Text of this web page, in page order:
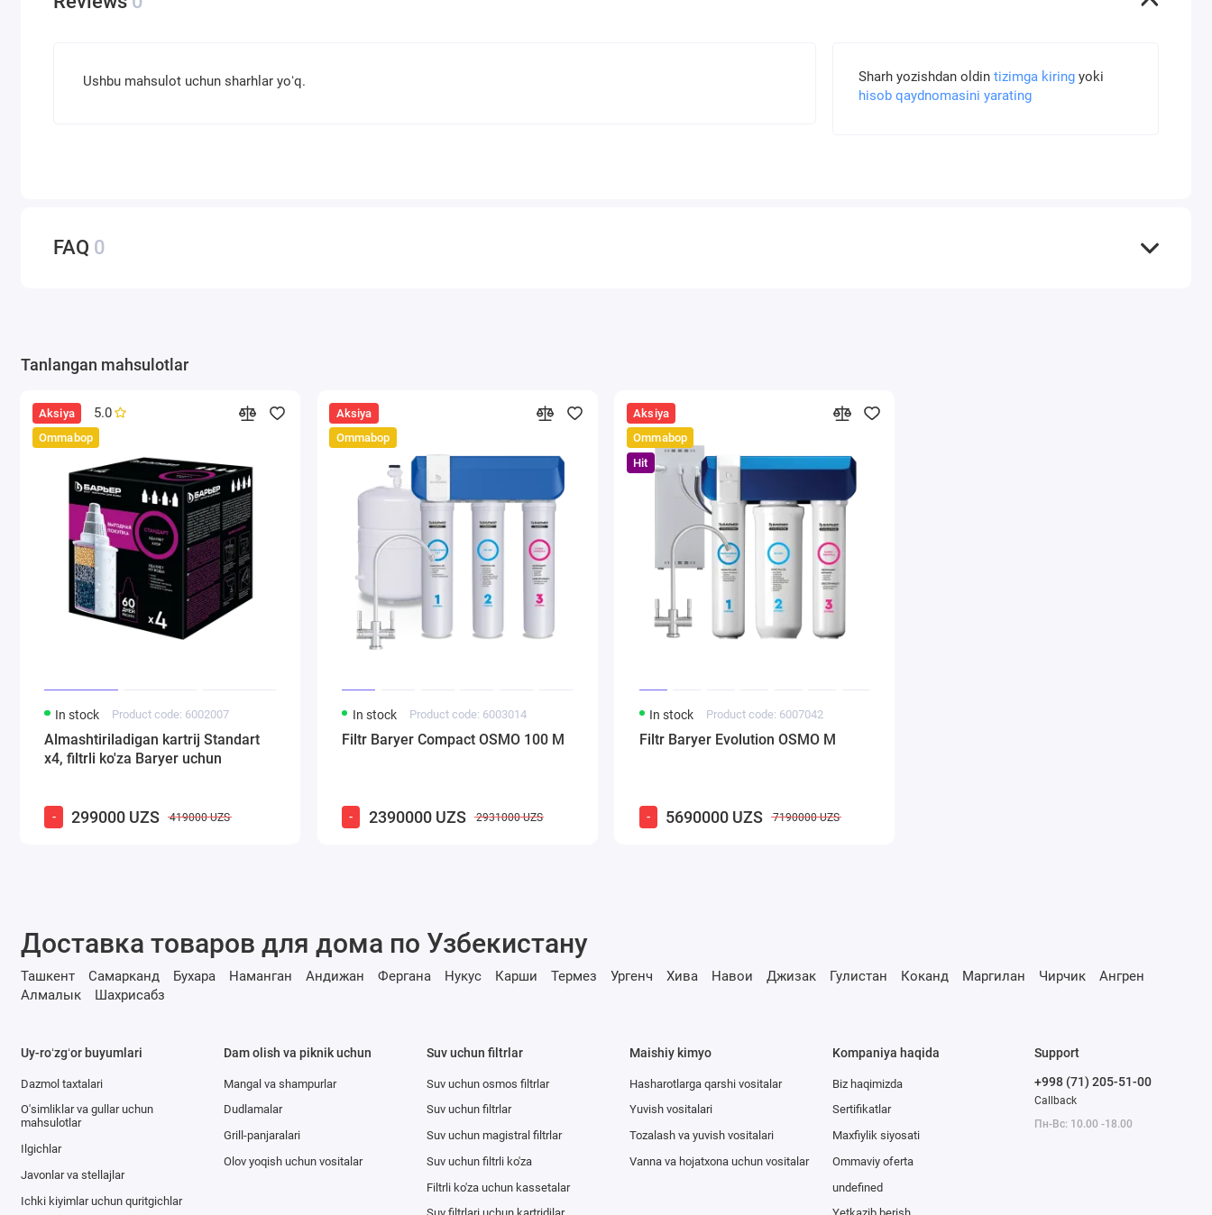
Ushbu mahsulot uchun sharhlar yoʻq. Sharh yozishdan oldin tizimga kiring yoki
hisob qaydnomasini yarating
FAQ 0
Tanlangan mahsulotlar
Aksiya
Ommabop
5.0
In stock Product code: 6002007
Almashtiriladigan kartrij Standart
x4, filtrli ko'za Baryer uchun
- 299000 UZS 419000 UZS
Aksiya
Ommabop
In stock Product code: 6003014
Filtr Baryer Compact OSMO 100 М
- 2390000 UZS 2931000 UZS
Aksiya
Ommabop
Hit
In stock Product code: 6007042
Filtr Baryer Evolution OSMO M
- 5690000 UZS 7190000 UZS
Доставка товаров для дома по Узбекистану
Ташкент Самарканд Бухара Наманган Андижан Фергана Нукус Карши Термез Ургенч Хива Навои Джизак Гулистан Коканд Маргилан Чирчик
Ангрен
Алмалык
Шахрисабз
Uy-roʻzgʻor buyumlari
Dazmol taxtalari
O'simliklar va gullar uchun
mahsulotlar
Ilgichlar
Javonlar va stellajlar
Ichki kiyimlar uchun quritgichlar
Dam olish va piknik uchun
Mangal va shampurlar
Dudlamalar
Grill-panjaralari
Olov yoqish uchun vositalar
Suv uchun filtrlar
Suv uchun osmos filtrlar
Suv uchun filtrlar
Suv uchun magistral filtrlar
Suv uchun filtrli ko'za
Filtrli ko'za uchun kassetalar
Maishiy kimyo
Hasharotlarga qarshi vositalar
Yuvish vositalari
Tozalash va yuvish vositalari
Vanna va hojatxona uchun vositalar
Kompaniya haqida
Biz haqimizda
Sertifikatlar
Maxfiylik siyosati
Ommaviy oferta
undefined
Support
+998 (71) 205-51-00
Callback
Пн-Вс: 10.00 -18.00